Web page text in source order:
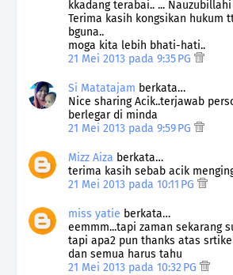
kkadang terabai.. ...
Terima kasih kongsikan hukum
bguna..
moga kita lebih bhati-hati..
21 Mei 2013 pada 9:35 PG
Si Matatajam berkata…
Nice sharing Acik..terjawab
berlegar di minda
21 Mei 2013 pada 9:59 PG
Mizz Aiza berkata…
terima kasih sebab acik
21 Mei 2013 pada 10:11 PG
miss yatie berkata…
eemmm...tapi zaman sekarang
tapi apa2 pun thanks atas
dan semua harus tahu
21 Mei 2013 pada 10:32 PG